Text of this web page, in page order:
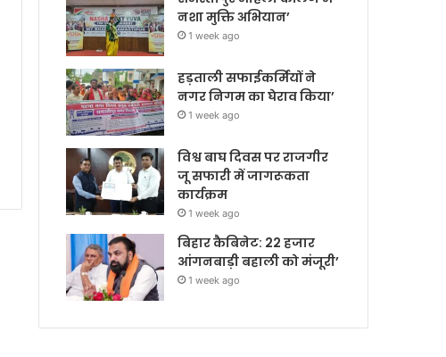
नशा मुक्ति अभियान’
1 week ago
हड़ताली सफाईकर्मियों ने
नगर निगम का घेराव किया’
1 week ago
विश्व बाघ दिवस पर राजगीर
जू सफारी में जागरूकता
कार्यक्रम
1 week ago
बिहार कैबिनेट: 22 हजार
आंगनबाड़ी बहाली को मंजूरी’
1 week ago